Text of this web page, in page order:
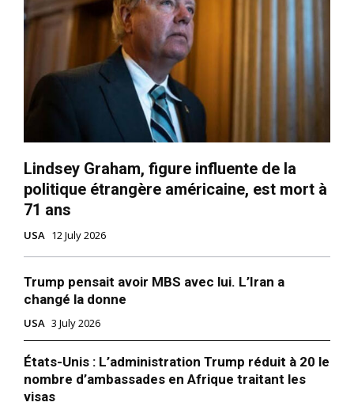
Lindsey Graham, figure influente de la
politique étrangère américaine, est mort à
71 ans
USA 12 July 2026
Trump pensait avoir MBS avec lui. L’Iran a
changé la donne
USA 3 July 2026
États-Unis : L’administration Trump réduit à 20 le
nombre d’ambassades en Afrique traitant les
visas